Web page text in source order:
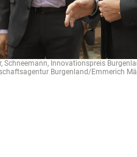
Schneemann, Innovationspreis
Burgenland/Emmerich